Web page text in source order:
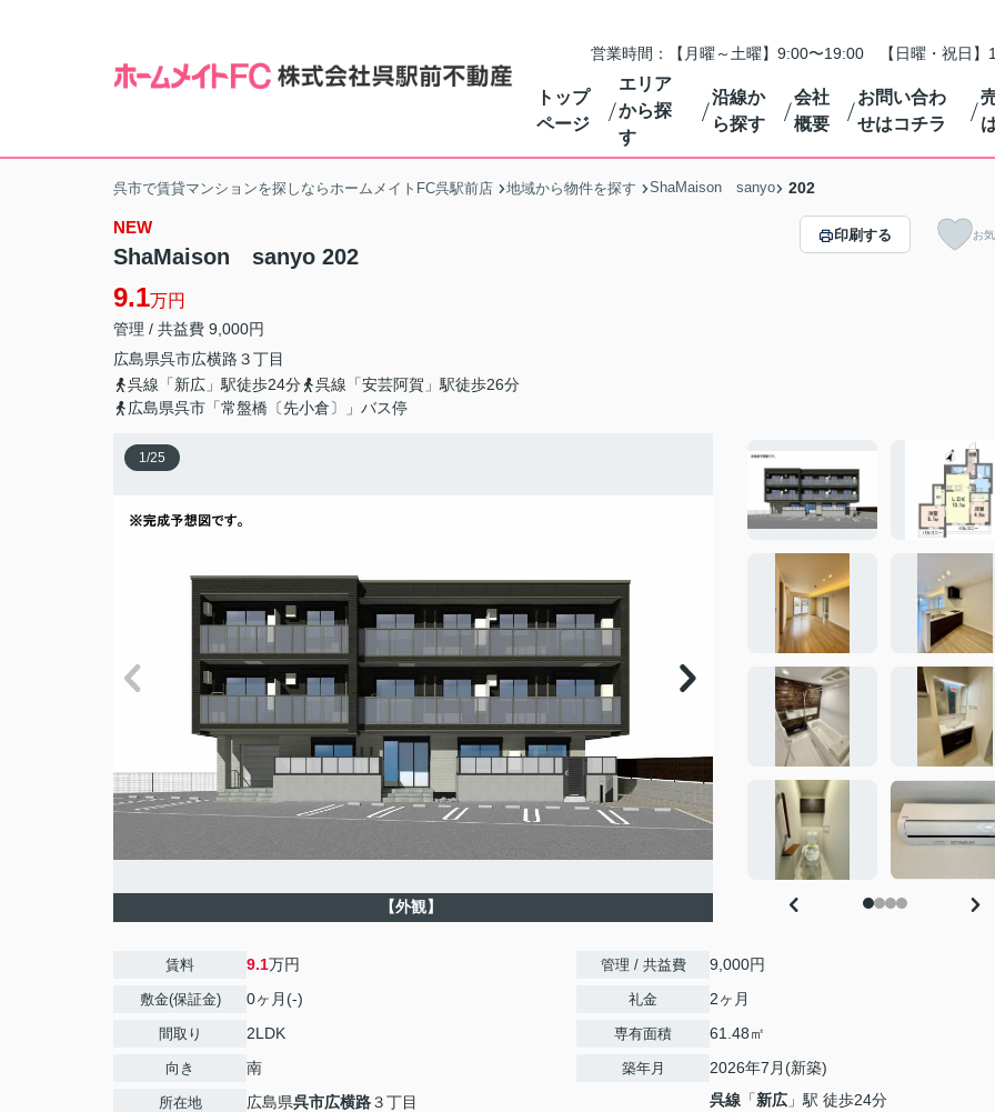
営業時間：【月曜～土曜】9:00〜19:00 【日曜・祝日
トップ
ページ
エリア
から探
す
沿線か
ら探す
会社
概要
お問い合わ
せはコチラ
呉市で賃貸マンションを探しならホームメイトFC呉駅前店 地域から物件を探す ShaMaison sanyo 202
NEW
ShaMaison sanyo 202
9.1万円
管理 / 共益費 9,000円
広島県呉市広横路 ３丁目
呉線「新広」駅徒歩24分
呉線「安芸阿賀」駅徒歩26分
広島県呉市「常盤橋〔先小倉〕」バス停
印刷する お
1/25
【外観】
賃料 9.1万円
敷金(保証金) 0ヶ月(-)
間取り 2LDK
向き 南
所在地 広島県呉市広横路３丁目
管理 / 共益費 9,000円
礼金 2ヶ月
専有面積 61.48㎡
築年月 2026年7月(新築)
呉線 「新広 」駅 徒歩24分